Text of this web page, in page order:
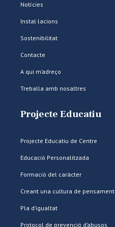
Notícies
Instal·lacions
Sostenibilitat
Contacte
A qui m’adreço
Treballa amb nosaltres
Projecte Educatiu
Projecte Educatiu de Centre
Educació Personalitzada
Formació del caràcter
Creant una cultura de pensament
Pla d’igualtat
Protocol de prevenció d’abusos